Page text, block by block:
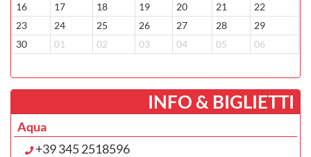
16
17 18 19 20 21
22
23
24 25 26 27 28
29
30
01 02 03 04 05 06
­INFO & BIGLIETTI
Aqua
+39 345 2518596